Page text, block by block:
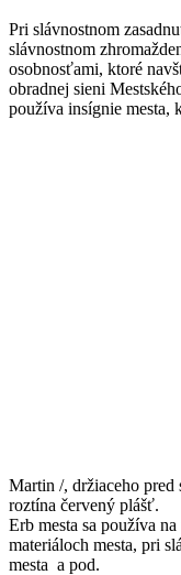
Pri slávnostnom
slávnostnom
osobnosťami, ktoré
obradnej sieni
používa insígnie mesta,
Martin /, držiaceho
roztína červený plášť.
Erb mesta sa používa
materiáloch mesta, pri
mesta a pod.